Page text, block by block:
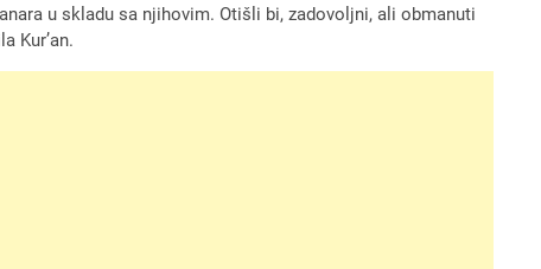
u skladu sa njihovim. Otišli bi, zadovoljni, ali obmanuti
Kur’an.